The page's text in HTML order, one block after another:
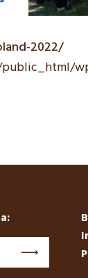
2022/